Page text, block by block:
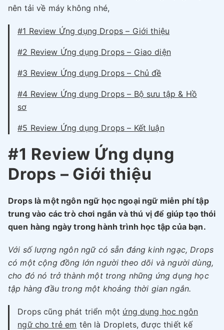
nên tải về máy không nhé,
#1 Review Ứng dụng Drops – Giới thiệu
#2 Review Ứng dụng Drops – Giao diện
#3 Review Ứng dụng Drops – Chủ đề
#4 Review Ứng dụng Drops – Bộ sưu tập & Hồ
sơ
#5 Review Ứng dụng Drops – Kết luận
#1 Review Ứng dụng
Drops – Giới thiệu
Drops là một ngôn ngữ học ngoại ngữ miễn phí tập
trung vào các trò chơi ngắn và thú vị để giúp tạo thói
quen hàng ngày trong hành trình học tập của bạn.
Với số lượng ngôn ngữ có sẵn đáng kinh ngạc, Drops
có một cộng đồng lớn người theo dõi và người dùng,
cho đó nó trở thành một trong những ứng dụng học
tập hàng đầu trong một khoảng thời gian ngắn.
Drops cũng phát triển một ứng dụng học ngôn
ngữ cho trẻ em tên là Droplets, được thiết kế